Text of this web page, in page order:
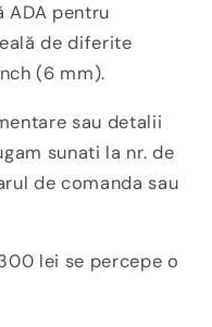
ADA pentru
de diferite
(6 mm).
sau detalii
sunati la nr. de
de comanda sau
lei se percepe o